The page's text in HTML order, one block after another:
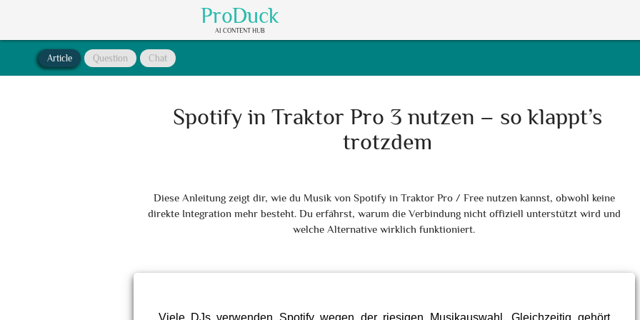
ProDuck
AI CONTENT HUB
Article Question Chat
Spotify in Traktor Pro 3 nutzen – so klappt’s
trotzdem
Diese Anleitung zeigt dir, wie du Musik von Spotify in Traktor Pro / Free nutzen kannst, obwohl keine
direkte Integration mehr besteht. Du erfährst, warum die Verbindung nicht offiziell unterstützt wird und
welche Alternative wirklich funktioniert.
Viele DJs verwenden Spotify wegen der riesigen Musikauswahl. Gleichzeitig gehört